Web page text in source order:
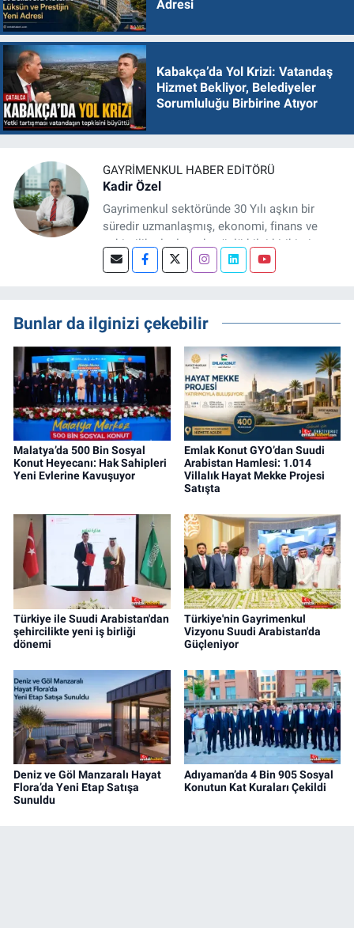
Adresi
Kabakça’da Yol Krizi: Vatandaş
Hizmet Bekliyor, Belediyeler
Sorumluluğu Birbirine Atıyor
GAYRIMENKUL HABER EDITÖRÜ
Kadir Özel
Gayrimenkul sektöründe 30 Yılı aşkın bir
süredir uzmanlaşmış, ekonomi, finans ve
şehircilik alanlarında güçlü bilgi birikimine
sahip, dijital medya odaklı deneyimli bir
projeleri üzerine haber, analiz ve özel
dosyalar hazırlama konusunda yetkinim.
Bunlar da ilginizi çekebilir
Malatya’da 500 Bin Sosyal
Konut Heyecanı: Hak Sahipleri
Yeni Evlerine Kavuşuyor
Emlak Konut GYO’dan Suudi
Arabistan Hamlesi: 1.014
Villalık Hayat Mekke Projesi
Satışta
Türkiye ile Suudi Arabistan'dan
şehircilikte yeni iş birliği
dönemi
Türkiye'nin Gayrimenkul
Vizyonu Suudi Arabistan'da
Güçleniyor
Deniz ve Göl Manzaralı Hayat
Flora’da Yeni Etap Satışa
Sunuldu
Adıyaman’da 4 Bin 905 Sosyal
Konutun Kat Kuraları Çekildi